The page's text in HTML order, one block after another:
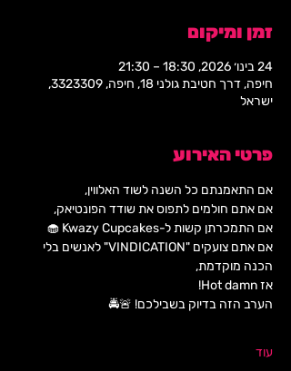
זמן ומיקום
24 בינו׳ 2026, 18:30 – 21:30
חיפה, דרך חטיבת גולני 18, חיפה, 3323309,
ישראל
פרטי האירוע
אם התאמנתם כל השנה לשוד האלווין,
אם אתם חולמים לתפוס את שודד הפונטיאק,
אם התמכרתן קשות ל-Kwazy Cupcakes 🧁
אם אתם צועקים "VINDICATION" לאנשים בלי
הכנה מוקדמת,
אז Hot damn!
הערב הזה בדיוק בשבילכם! 🚨🚔
עוד